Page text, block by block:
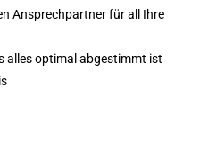
Ansprechpartner für all Ihre
alles optimal abgestimmt ist